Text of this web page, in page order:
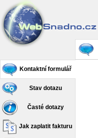
Kontaktní formulář
Stav dotazu
Časté dotazy
Jak zaplatit fakturu